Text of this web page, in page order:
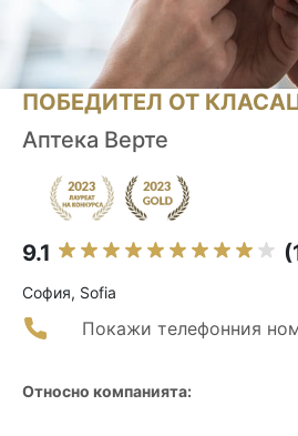
ПОБЕДИТЕЛ ОТ
Аптека Верте
9.1
София, Sofia
Покажи телефонния
Относно компанията: